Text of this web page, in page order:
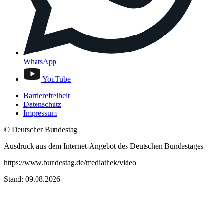
WhatsApp
YouTube
Barrierefreiheit
Datenschutz
Impressum
© Deutscher Bundestag
Ausdruck aus dem Internet-Angebot des Deutschen Bundestages
https://www.bundestag.de/mediathek/video
Stand: 09.08.2026